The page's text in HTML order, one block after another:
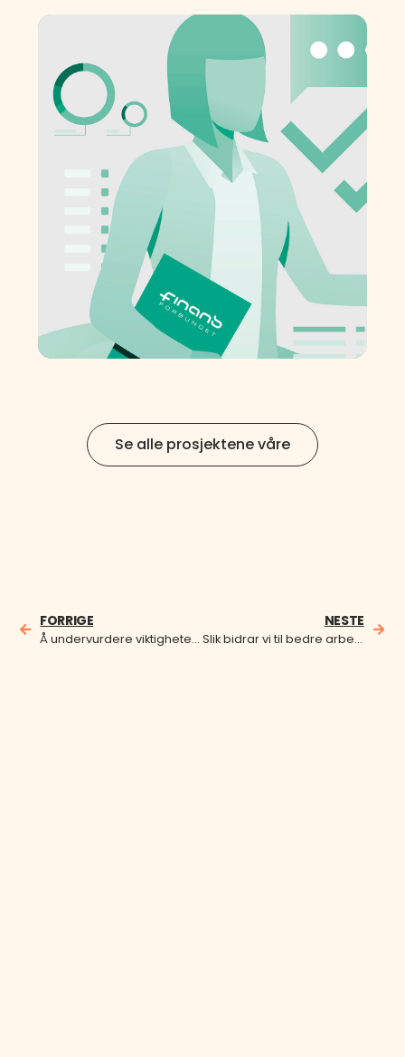
Finansforbundet
med nytt blikk på
rollen som
tillitsvalgt
Se alle prosjektene våre
FORRIGE
Å undervurdere viktigheten av samarbeid kan koste deg dyrt
NESTE
Slik bidrar vi til bedre arbeidsmiljø og lavere sykefravær i norske sykehus